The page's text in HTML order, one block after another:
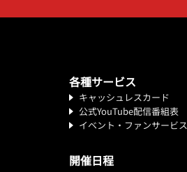
各種サービス
キャッシュレスカード
公式YouTube配信番組表
イベント・ファンサービス
開催日程